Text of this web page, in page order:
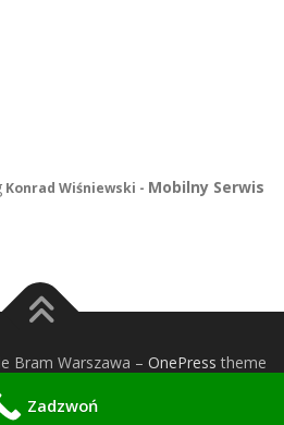
Konrad Wiśniewski - Mobilny Serwis
Bram Warszawa – OnePress theme
FameThemes
Zadzwoń